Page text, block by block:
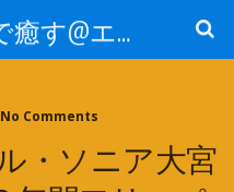
エステサロンで癒す@エステ～全国エステ情報
No Comments
・ソニア大宮